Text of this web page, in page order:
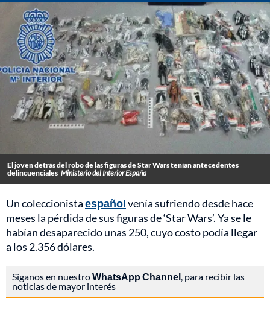
El joven detrás del robo de las figuras de Star Wars tenían antecedentes
delincuenciales Ministerio del Interior España
Un coleccionistaespañolvenía sufriendo desde hace
meses la pérdida de sus figuras de ‘Star Wars’. Ya se le
habían desaparecido unas 250, cuyo costo podía llegar
a los 2.356 dólares.
Síganos en nuestroWhatsApp Channel, para recibir las
noticias de mayor interés